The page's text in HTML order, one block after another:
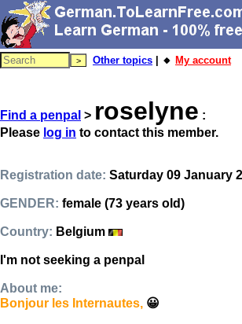
Other topics | 🔸 My account
Find a penpal > roselyne :
Please log in to contact this member.
Registration date: Saturday 09 January
GENDER: female (73 years old)
Country: Belgium
I'm not seeking a penpal
About me:
Bonjour les Internautes, 😀